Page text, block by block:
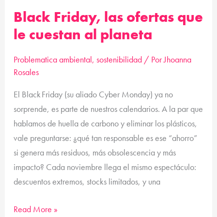
Black Friday, las ofertas que
le cuestan al planeta
Problematica ambiental, sostenibilidad/ PorJhoanna
Rosales
El Black Friday (su aliado Cyber Monday) ya no
sorprende, es parte de nuestros calendarios. A la par que
hablamos de huella de carbono y eliminar los plásticos,
vale preguntarse: ¿qué tan responsable es ese “ahorro”
si genera más residuos, más obsolescencia y más
impacto? Cada noviembre llega el mismo espectáculo:
descuentos extremos, stocks limitados, y una
Read More »